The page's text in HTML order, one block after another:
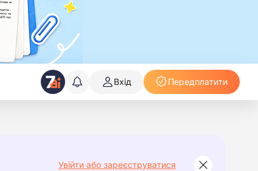
Вхід Передплатити
Увійти або зареєструватися